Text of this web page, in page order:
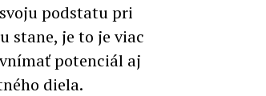
podstatu pri
stane, je to je viac
potenciál aj
diela.